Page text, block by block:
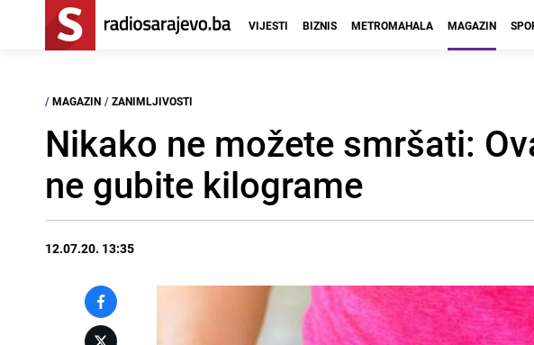
VIJESTI BIZNIS METROMAHALA MAGAZIN
/ MAGAZIN / ZANIMLJIVOSTI
Nikako ne možete smršati:
ne gubite kilograme
12.07.20. 13:35